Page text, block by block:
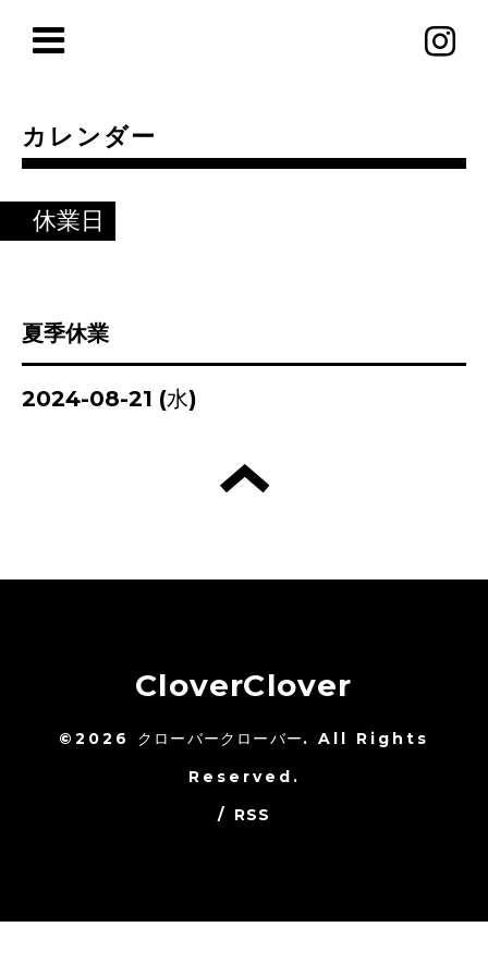
カレンダー
休業日
夏季休業
2024-08-21 (水)
CloverClover
©2026 クローバークローバー. All Rights
Reserved.
/ RSS